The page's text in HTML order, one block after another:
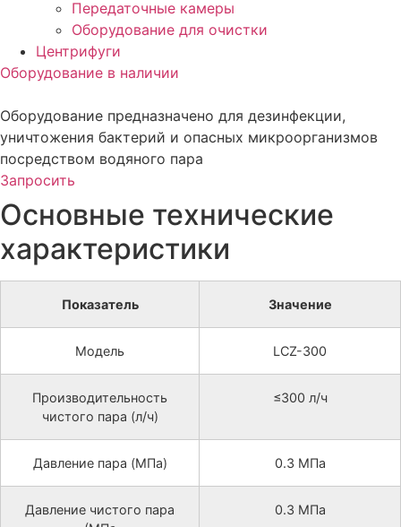
Передаточные камеры
Оборудование для очистки
Центрифуги
Оборудование в наличии
Оборудование предназначено для дезинфекции,
уничтожения бактерий и опасных микроорганизмов
посредством водяного пара
Запросить
Основные технические
характеристики
Показатель Значение
Модель LCZ-300
Производительность
чистого пара (л/ч)
≤300 л/ч
Давление пара (МПа) 0.3 МПа
Давление чистого пара
0.3 МПа